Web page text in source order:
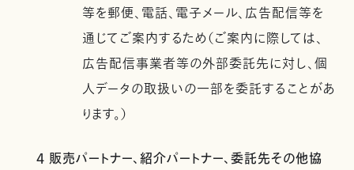
等を郵便、電話、電子メール、広告配信等を
通じてご案内するため（ご案内に際しては、
広告配信事業者等の外部委託先に対し、個
人データの取扱いの一部を委託することがあ
ります。）
4 販売パートナー、紹介パートナー、委託先その他協